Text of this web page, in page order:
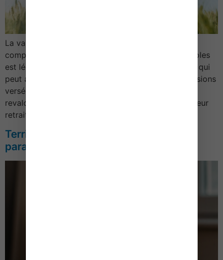
La valeur du point servant au calcul de la retraite
complémentaire obligatoire des non-salariés agricoles
est légèrement augmentée en 2025. Une évolution qui
peut avoir un impact direct sur le montant des pensions
versées. À quelle hauteur ? Point RCO : légère
revalorisation pour 2025 Rappelons qu’en plus de leur
retraite de base (forfaitaire et […]
Territoires zéro chômeur : quels
paramètres en 2026 ?